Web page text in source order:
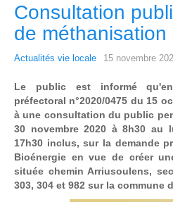
Consultation
de méthanisation
Actualités vie locale 15 novembre
Le public est informé
préfectoral n°2020/0475 du 15
à une consultation du public
30 novembre 2020 à 8h30 au
17h30 inclus, sur la demande
Bioénergie en vue de créer
située chemin Arriusoulens,
303, 304 et 982 sur la commune